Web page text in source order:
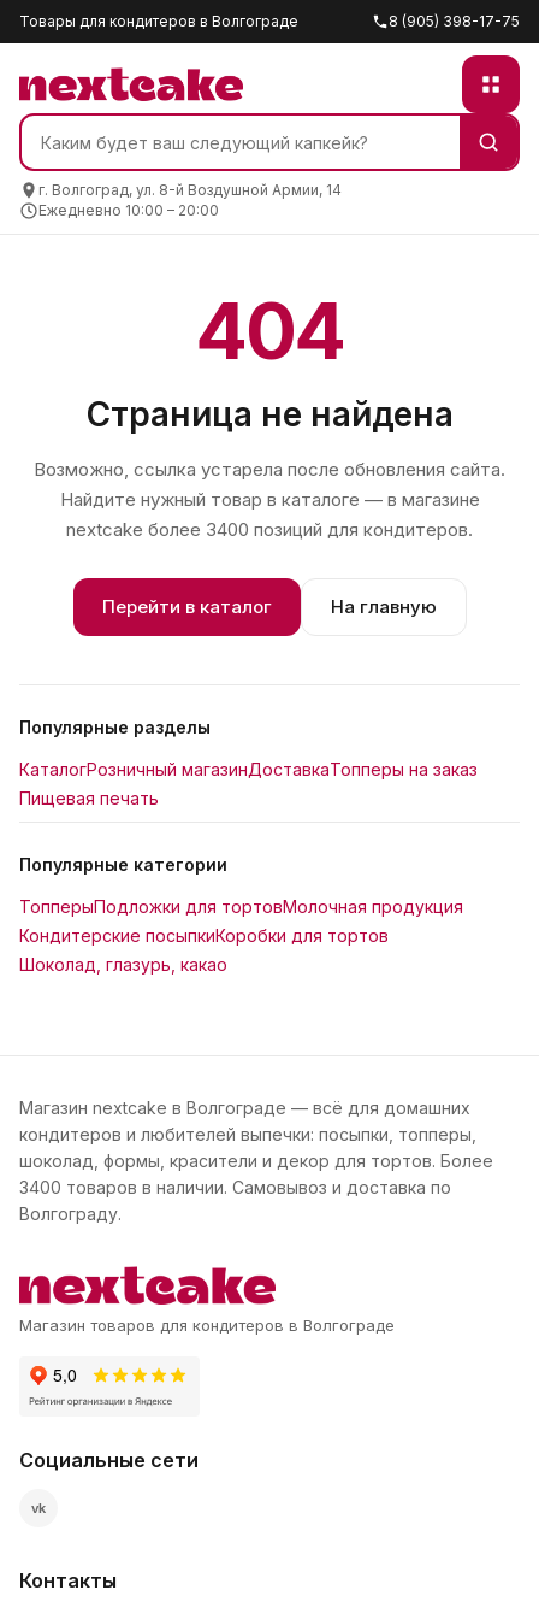
Товары для кондитеров в Волгограде 8 (905) 398-17-75
г. Волгоград, ул. 8-й Воздушной Армии, 14
Ежедневно 10:00 – 20:00
404
Страница не найдена
Возможно, ссылка устарела после обновления сайта.
Найдите нужный товар в каталоге — в магазине
nextcake более 3400 позиций для кондитеров.
Перейти в каталог На главную
Популярные разделы
КаталогРозничный магазинДоставкаТопперы на заказ
Пищевая печать
Популярные категории
ТопперыПодложки для тортовМолочная продукция
Кондитерские посыпкиКоробки для тортов
Шоколад, глазурь, какао
Магазин nextcake в Волгограде — всё для домашних
кондитеров и любителей выпечки: посыпки, топперы,
шоколад, формы, красители и декор для тортов. Более
3400 товаров в наличии. Самовывоз и доставка по
Волгограду.
Магазин товаров для кондитеров в Волгограде
Социальные сети
vk
Контакты